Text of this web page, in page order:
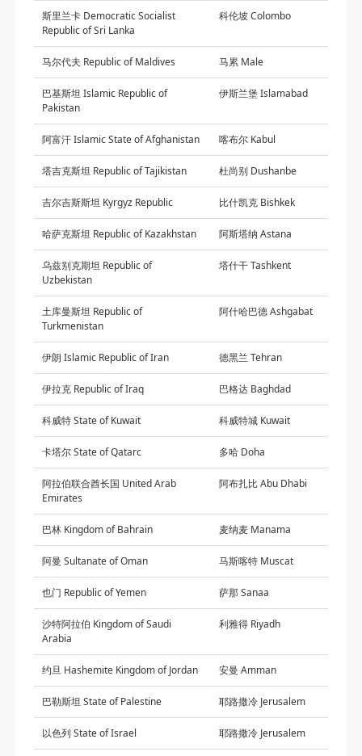
斯里兰卡 Democratic Socialist
Republic of Sri Lanka
科伦坡 Colombo
马尔代夫 Republic of Maldives 马累 Male
巴基斯坦 Islamic Republic of
Pakistan
伊斯兰堡 Islamabad
阿富汗 Islamic State of Afghanistan 喀布尔 Kabul
塔吉克斯坦 Republic of Tajikistan 杜尚别 Dushanbe
吉尔吉斯斯坦 Kyrgyz Republic 比什凯克 Bishkek
哈萨克斯坦 Republic of Kazakhstan 阿斯塔纳 Astana
乌兹别克期坦 Republic of
Uzbekistan
塔什干 Tashkent
土库曼斯坦 Republic of
Turkmenistan
阿什哈巴德 Ashgabat
伊朗 Islamic Republic of Iran 德黑兰 Tehran
伊拉克 Republic of Iraq 巴格达 Baghdad
科威特 State of Kuwait 科威特城 Kuwait
卡塔尔 State of Qatarc 多哈 Doha
阿拉伯联合酋长国 United Arab
Emirates
阿布扎比 Abu Dhabi
巴林 Kingdom of Bahrain 麦纳麦 Manama
阿曼 Sultanate of Oman 马斯喀特 Muscat
也门 Republic of Yemen 萨那 Sanaa
沙特阿拉伯 Kingdom of Saudi
Arabia
利雅得 Riyadh
约旦 Hashemite Kingdom of Jordan 安曼 Amman
巴勒斯坦 State of Palestine 耶路撒冷 Jerusalem
以色列 State of Israel 耶路撒冷 Jerusalem